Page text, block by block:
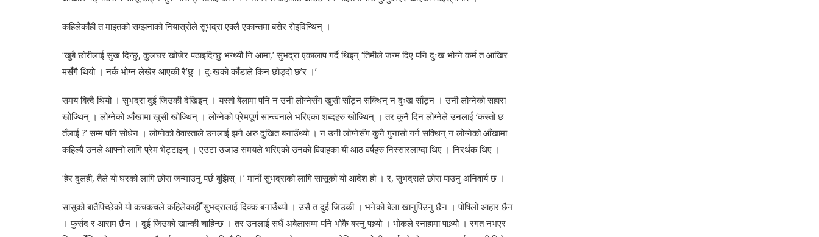
कहिलेकाँही त माइतको सम्झनाको नियास्रोले सुभद्रा एक्लै एकान्तमा बसेर रोइदिन्थिन् ।
‘खुबै छोरीलाई सुख दिन्छु, कुलघर खोजेर पठाइदिन्छु भन्थ्यौ नि आमा,’ सुभद्रा एकालाप गर्दै थिइन् ‘तिमीले जन्म दिए पनि दुःख भोग्ने कर्म त आखिर
मसँगै थियो । नर्क भोग्न लेखेर आएकी रै’छु । दुःखको काँडाले किन छोड्दो छ’र ।’
समय बित्दै थियो । सुभद्रा दुई जिउकी देखिइन् । यस्तो बेलामा पनि न उनी लोग्नेसँग खुसी साँट्न सक्थिन् न दुःख साँट्न । उनी लोग्नेको सहारा
खोज्थिन् । लोग्नेको आँखामा खुसी खोज्थिन् । लोग्नेको प्रेमपूर्ण सान्त्वनाले भरिएका शब्दहरु खोज्थिन् । तर कुनै दिन लोग्नेले उनलाई ‘कस्तो छ
तँलाईं ?’ सम्म पनि सोधेन । लोग्नेको वेवास्ताले उनलाई झनै अरु दुखित बनाउँथ्यो । न उनी लोग्नेसँग कुनै गुनासो गर्न सक्थिन् न लोग्नेको आँखामा
कहिल्यै उनले आफ्नो लागि प्रेम भेट्टाइन् । एउटा उजाड समयले भरिएको उनको विवाहका यी आठ वर्षहरु निस्सारलाग्दा थिए । निरर्थक थिए ।
‘हेर दुलही, तैले यो घरको लागि छोरा जन्माउनु पर्छ बुझिस् ।’ मानौं सुभद्राको लागि सासूको यो आदेश हो । र, सुभद्राले छोरा पाउनु अनिवार्य छ ।
सासूको बातैपिच्छेको यो कचकचले कहिलेकाहीँ सुभद्रालाई दिक्क बनाउँथ्यो । उसै त दुई जिउकी । भनेको बेला खानुपिउनु छैन । पोषिलो आहार छैन
। फुर्सद र आराम छैन । दुई जिउको खान्की चाहिन्छ । तर उनलाई सधैं अबेलासम्म पनि भोकै बस्नु पथ्र्यो । भोकले रनाहामा पाथ्र्यो । रगत नभएर